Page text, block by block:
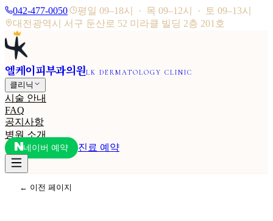
042-477-0050|
평일 09–18시 · 목 09–12시 · 토 09–13시
대전광역시 서구 둔산로 52 미라클 빌딩 2층 201호
엘케이피부과의원LK DERMATOLOGY CLINIC
클리닉
시술 안내
FAQ
공지사항
병원 소개
네이버 예약 진료 예약
← 이전 페이지